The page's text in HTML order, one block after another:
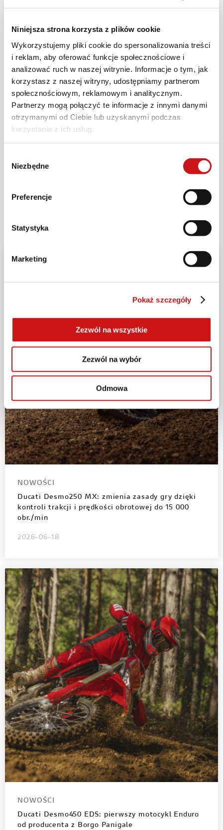
Niniejsza strona korzysta z plików cookie
Wykorzystujemy pliki cookie do spersonalizowania treści
i reklam, aby oferować funkcje społecznościowe i
analizować ruch w naszej witrynie. Informacje o tym, jak
korzystasz z naszej witryny, udostępniamy partnerom
społecznościowym, reklamowym i analitycznym.
Partnerzy mogą połączyć te informacje z innymi danymi
otrzymanymi od Ciebie lub uzyskanymi podczas
korzystania z ich usług.
zgody
Niezbędne
Preferencje
Statystyka
Marketing
Pokaż szczegóły
Zezwól na wszystkie
Zezwól na wybór
Odmowa
instrukcji obsługi motocykla. W przypadku
sprzedaży pojazdu, program 4Ever Ducati
zostanie przeniesiony na nowego właściciela.
Gwarancja powiązana jest z motocyklem,
niezależnie od zmian jego właściciela w ramach
okresu gwarancyjnego. Chcesz dowiedzieć się
więcej? Skontaktuj się z
najbliższym dealerem
Ducati.
*Dotyczy wszystkich nowych pojazdów
zakupionych w oficjalnej, polskiej sieci
NOWOŚCI
Ducati Desmo250 MX: zmienia zasady gry dzięki
kontroli trakcji i prędkości obrotowej do 15 000
obr./min
2026-06-18
NOWOŚCI
Ducati Desmo450 EDS: pierwszy motocykl Enduro
od producenta z Borgo Panigale